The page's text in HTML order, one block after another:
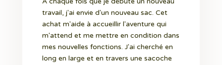
travail, j'ai envie d'un nouveau sac. Cet
achat m'aide à accueillir l'aventure qui
m'attend et me mettre en condition dans
mes nouvelles fonctions. J'ai cherché en
long en large et en travers une sacoche